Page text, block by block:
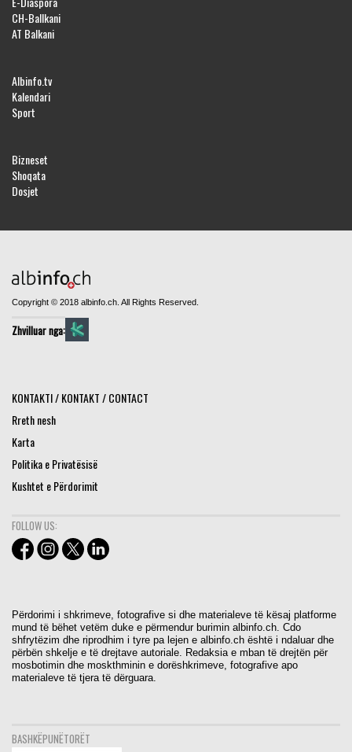
CH-Ballkani
AT Balkani
Albinfo.tv
Kalendari
Sport
Bizneset
Shoqata
Dosjet
Copyright © 2018 albinfo.ch. All Rights Reserved.
Zhvilluar nga:
KONTAKTI / KONTAKT / CONTACT
Rreth nesh
Karta
Politika e Privatësisë
Kushtet e Përdorimit
FOLLOW US:
Përdorimi i shkrimeve, fotografive si dhe materialeve të kësaj platforme
mund të bëhet vetëm duke e përmendur burimin albinfo.ch. Cdo
shfrytëzim dhe riprodhim i tyre pa lejen e albinfo.ch është i ndaluar dhe
përbën shkelje e të drejtave autoriale. Redaksia e mban të drejtën për
mosbotimin dhe moskthminin e dorëshkrimeve, fotografive apo
materialeve të tjera të dërguara.
BASHKËPUNËTORËT